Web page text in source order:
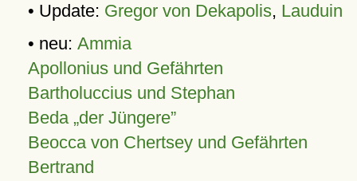
• Update: Gregor von Dekapolis, Lauduin
• neu: Ammia
Apollonius und Gefährten
Bartholuccius und Stephan
Beda „der Jüngere”
Beocca von Chertsey und Gefährten
Bertrand